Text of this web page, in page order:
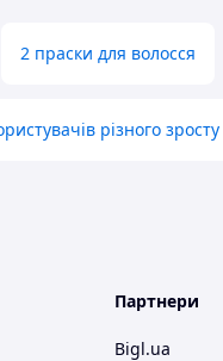
2 праски для волосся
різного зросту
Партнери
Bigl.ua